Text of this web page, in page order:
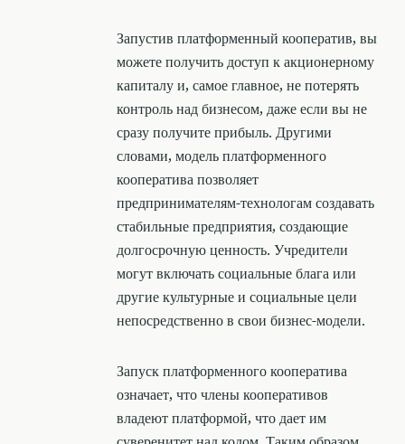
Запустив платформенный кооператив, вы
можете получить доступ к акционерному
капиталу и, самое главное, не потерять
контроль над бизнесом, даже если вы не
сразу получите прибыль. Другими
словами, модель платформенного
кооператива позволяет
предпринимателям-технологам создавать
стабильные предприятия, создающие
долгосрочную ценность. Учредители
могут включать социальные блага или
другие культурные и социальные цели
непосредственно в свои бизнес-модели.
Запуск платформенного кооператива
означает, что члены кооперативов
владеют платформой, что дает им